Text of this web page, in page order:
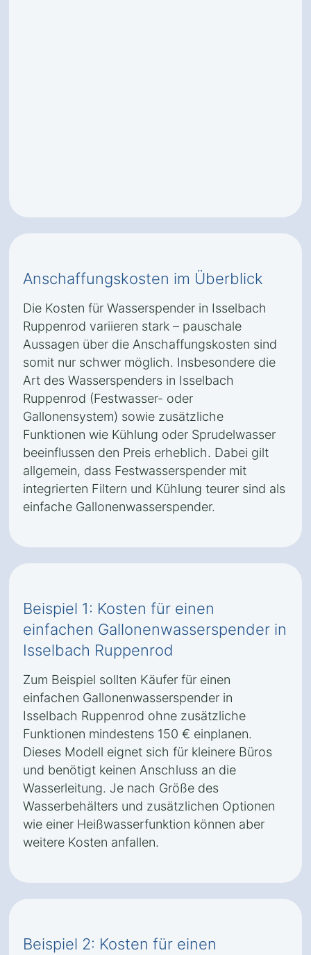
Anschaffungskosten im Überblick
Die Kosten für Wasserspender in Isselbach
Ruppenrod variieren stark – pauschale
Aussagen über die Anschaffungskosten sind
somit nur schwer möglich. Insbesondere die
Art des Wasserspenders in Isselbach
Ruppenrod (Festwasser- oder
Gallonensystem) sowie zusätzliche
Funktionen wie Kühlung oder Sprudelwasser
beeinflussen den Preis erheblich. Dabei gilt
allgemein, dass Festwasserspender mit
integrierten Filtern und Kühlung teurer sind als
einfache Gallonenwasserspender.
Beispiel 1: Kosten für einen
einfachen Gallonenwasserspender in
Isselbach Ruppenrod
Zum Beispiel sollten Käufer für einen
einfachen Gallonenwasserspender in
Isselbach Ruppenrod ohne zusätzliche
Funktionen mindestens 150 € einplanen.
Dieses Modell eignet sich für kleinere Büros
und benötigt keinen Anschluss an die
Wasserleitung. Je nach Größe des
Wasserbehälters und zusätzlichen Optionen
wie einer Heißwasserfunktion können aber
weitere Kosten anfallen.
Beispiel 2: Kosten für einen